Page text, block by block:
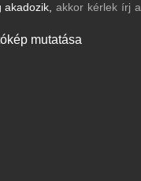
akkor kérlek írj a
mutatása